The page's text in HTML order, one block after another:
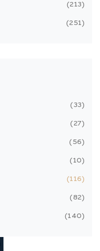
213
251
33
27
56
10
116
82
140